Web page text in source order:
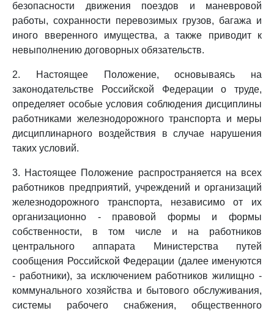
безопасности движения поездов и маневровой
работы, сохранности перевозимых грузов, багажа и
иного вверенного имущества, а также приводит к
невыполнению договорных обязательств.
2. Настоящее Положение, основываясь на
законодательстве Российской Федерации о труде,
определяет особые условия соблюдения дисциплины
работниками железнодорожного транспорта и меры
дисциплинарного воздействия в случае нарушения
таких условий.
3. Настоящее Положение распространяется на всех
работников предприятий, учреждений и организаций
железнодорожного транспорта, независимо от их
организационно - правовой формы и формы
собственности, в том числе и на работников
центрального аппарата Министерства путей
сообщения Российской Федерации (далее именуются
- работники), за исключением работников жилищно -
коммунального хозяйства и бытового обслуживания,
системы рабочего снабжения, общественного